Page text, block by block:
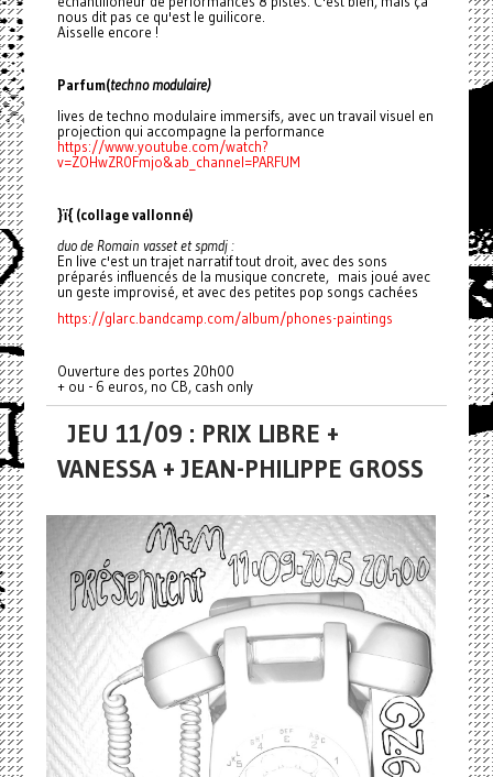
nous dit pas ce qu'est le guilicore.
Aisselle encore !
Parfum(techno modulaire)
lives de techno modulaire immersifs, avec un travail visuel en
projection qui accompagne la performance
https://www.youtube.com/watch?
v=ZOHwZR0Fmjo&ab_channel=PARFUM
}ï{ (collage vallonné)
duo de Romain vasset et spmdj :
En live c'est un trajet narratif tout droit, avec des sons
préparés influencés de la musique concrete, mais joué avec
un geste improvisé, et avec des petites pop songs cachées
https://glarc.bandcamp.com/album/phones-paintings
Ouverture des portes 20h00
+ ou - 6 euros, no CB, cash only
JEU 11/09 : PRIX LIBRE +
VANESSA + JEAN-PHILIPPE GROSS